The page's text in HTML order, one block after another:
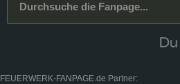
FEUERWERK-FANPAGE.de Partner: